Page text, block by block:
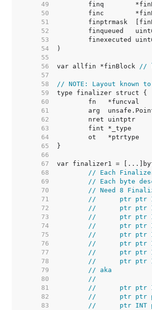
    49
finq
    50
finc
    51
    52
finqueued
    53
finexecuted
    54
    55
    56
var allfin *finBlock //
    57
    58
// NOTE: Layout known
    59
    60
fn
    61
arg
    62
nret
    63
fint
    64
ot
    65
    66
    67
    68
// Each
    69
// Each byte
    70
// Need 8
    71
//	ptr
    72
//	ptr
    73
//	ptr
    74
//	ptr
    75
//	ptr
    76
//	ptr
    77
//	ptr
    78
//	ptr
    79
// aka
    80
//
    81
//	ptr
    82
//	ptr
    83
//	ptr